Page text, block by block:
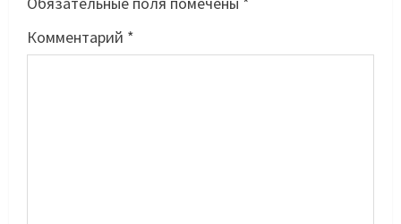
Комментарий *